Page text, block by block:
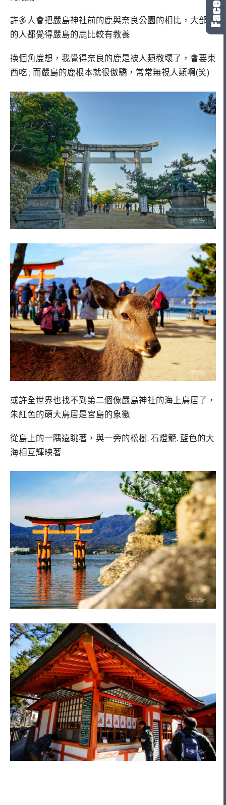
許多人會把嚴島神社前的鹿與奈良公園的相比，大部份
的人都覺得嚴島的鹿比較有教養
換個角度想，我覺得奈良的鹿是被人類教壞了，會要東
西吃 ; 而嚴島的鹿根本就很傲驕，常常無視人類啊(笑)
或許全世界也找不到第二個像嚴島神社的海上鳥居了，
朱紅色的碩大鳥居是宮島的象徵
從島上的一隅遠眺著，與一旁的松樹. 石燈籠. 藍色的大
海相互輝映著